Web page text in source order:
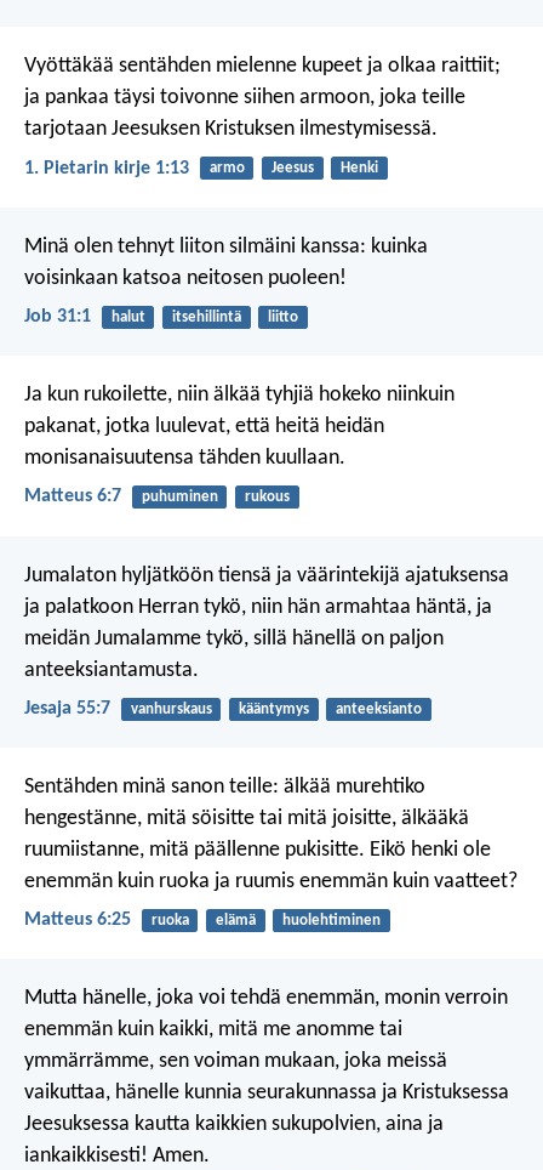
Vyöttäkää sentähden mielenne kupeet ja olkaa raittiit;
ja pankaa täysi toivonne siihen armoon, joka teille
tarjotaan Jeesuksen Kristuksen ilmestymisessä.
1. Pietarin kirje 1:13 armo Jeesus Henki
Minä olen tehnyt liiton silmäini kanssa: kuinka
voisinkaan katsoa neitosen puoleen!
Job 31:1 halut itsehillintä liitto
Ja kun rukoilette, niin älkää tyhjiä hokeko niinkuin
pakanat, jotka luulevat, että heitä heidän
monisanaisuutensa tähden kuullaan.
Matteus 6:7 puhuminen rukous
Jumalaton hyljätköön tiensä ja väärintekijä ajatuksensa
ja palatkoon Herran tykö, niin hän armahtaa häntä, ja
meidän Jumalamme tykö, sillä hänellä on paljon
anteeksiantamusta.
Jesaja 55:7 vanhurskaus kääntymys anteeksianto
Sentähden minä sanon teille: älkää murehtiko
hengestänne, mitä söisitte tai mitä joisitte, älkääkä
ruumiistanne, mitä päällenne pukisitte. Eikö henki ole
enemmän kuin ruoka ja ruumis enemmän kuin vaatteet?
Matteus 6:25 ruoka elämä huolehtiminen
Mutta hänelle, joka voi tehdä enemmän, monin verroin
enemmän kuin kaikki, mitä me anomme tai
ymmärrämme, sen voiman mukaan, joka meissä
vaikuttaa, hänelle kunnia seurakunnassa ja Kristuksessa
Jeesuksessa kautta kaikkien sukupolvien, aina ja
iankaikkisesti! Amen.